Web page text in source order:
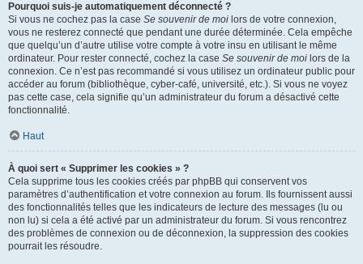
Pourquoi suis-je automatiquement déconnecté ?
Si vous ne cochez pas la case Se souvenir de moi lors de votre connexion,
vous ne resterez connecté que pendant une durée déterminée. Cela empêche
que quelqu’un d’autre utilise votre compte à votre insu en utilisant le même
ordinateur. Pour rester connecté, cochez la case Se souvenir de moi lors de la
connexion. Ce n’est pas recommandé si vous utilisez un ordinateur public pour
accéder au forum (bibliothèque, cyber-café, université, etc.). Si vous ne voyez
pas cette case, cela signifie qu’un administrateur du forum a désactivé cette
fonctionnalité.
Haut
À quoi sert « Supprimer les cookies » ?
Cela supprime tous les cookies créés par phpBB qui conservent vos
paramètres d’authentification et votre connexion au forum. Ils fournissent aussi
des fonctionnalités telles que les indicateurs de lecture des messages (lu ou
non lu) si cela a été activé par un administrateur du forum. Si vous rencontrez
des problèmes de connexion ou de déconnexion, la suppression des cookies
pourrait les résoudre.